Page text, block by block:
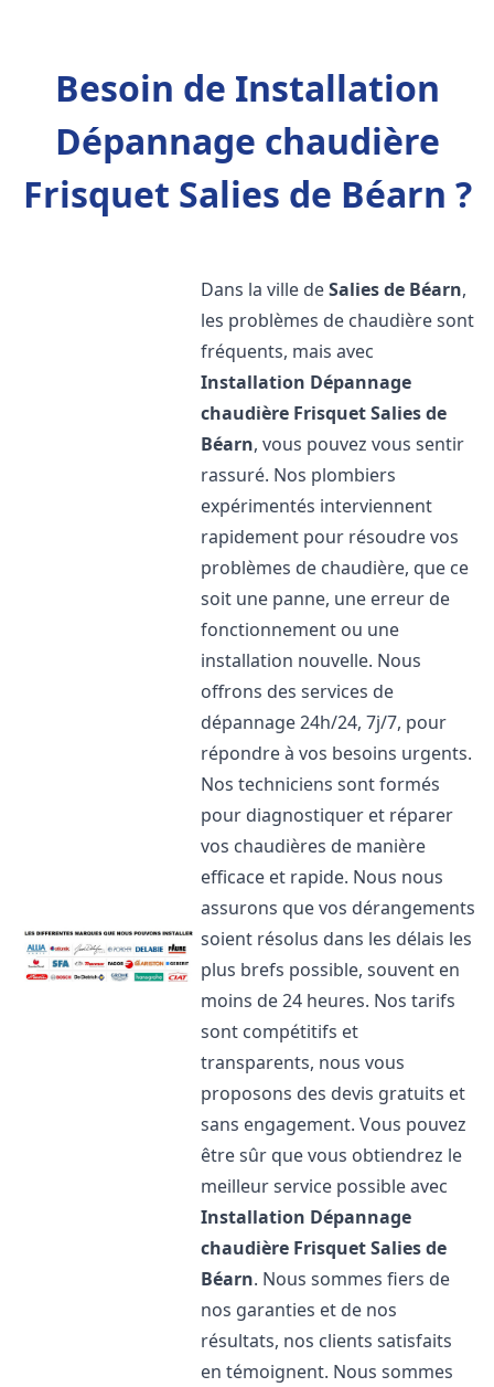
Besoin de Installation
Dépannage chaudière
Frisquet Salies de Béarn ?
Dans la ville deSalies de Béarn,
les problèmes de chaudière sont
fréquents, mais avec
Installation Dépannage
chaudière FrisquetSalies de
Béarn, vous pouvez vous sentir
rassuré. Nos plombiers
expérimentés interviennent
rapidement pour résoudre vos
problèmes de chaudière, que ce
soit une panne, une erreur de
fonctionnement ou une
installation nouvelle. Nous
offrons des services de
dépannage 24h/24, 7j/7, pour
répondre à vos besoins urgents.
Nos techniciens sont formés
pour diagnostiquer et réparer
vos chaudières de manière
efficace et rapide. Nous nous
assurons que vos dérangements
soient résolus dans les délais les
plus brefs possible, souvent en
moins de 24 heures. Nos tarifs
sont compétitifs et
transparents, nous vous
proposons des devis gratuits et
sans engagement. Vous pouvez
être sûr que vous obtiendrez le
meilleur service possible avec
Installation Dépannage
chaudière FrisquetSalies de
Béarn. Nous sommes fiers de
nos garanties et de nos
résultats, nos clients satisfaits
en témoignent. Nous sommes